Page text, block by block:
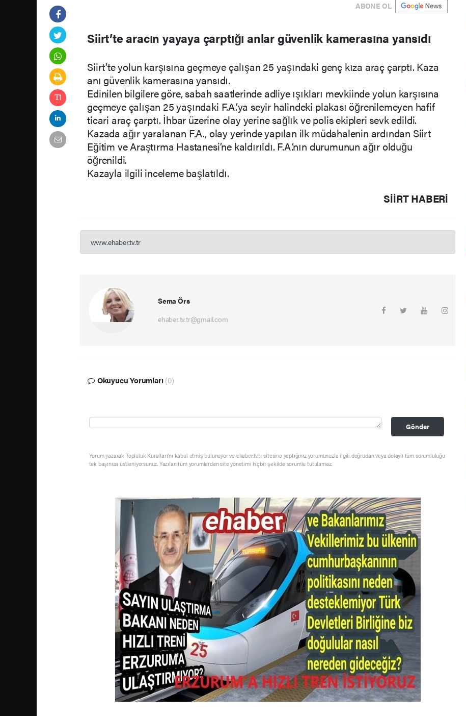
ABONE OL
Siirt’te aracın yayaya çarptığı anlar güvenlik kamerasına yansıdı
Siirt’te yolun karşısına geçmeye çalışan 25 yaşındaki genç kıza araç çarptı. Kaza
anı güvenlik kamerasına yansıdı.
Edinilen bilgilere göre, sabah saatlerinde adliye ışıkları mevkiinde yolun karşısına
geçmeye çalışan 25 yaşındaki F.A.’ya seyir halindeki plakası öğrenilemeyen hafif
ticari araç çarptı. İhbar üzerine olay yerine sağlık ve polis ekipleri sevk edildi.
Kazada ağır yaralanan F.A., olay yerinde yapılan ilk müdahalenin ardından Siirt
Eğitim ve Araştırma Hastanesi’ne kaldırıldı. F.A.’nın durumunun ağır olduğu
öğrenildi.
Kazayla ilgili inceleme başlatıldı.
SIIRT HABERİ
www.ehaber.tv.tr
Sema Örs
ehaber.tv.tr@gmail.com
Okuyucu Yorumları (0)
Gönder
Yorum yazarak Topluluk Kuralları’nı kabul etmiş bulunuyor ve ehaber.tv.tr sitesine yaptığınız yorumunuzla ilgili doğrudan veya dolaylı tüm sorumluluğu
tek başınıza üstleniyorsunuz. Yazılan tüm yorumlardan site yönetimi hiçbir şekilde sorumlu tutulamaz.